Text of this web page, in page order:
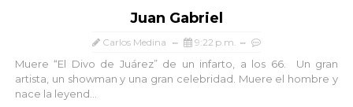
Juan Gabriel
Carlos Medina 9:22 p.m.
Muere “El Divo de Juárez” de un infarto, a los 66. Un gran
artista, un showman y una gran celebridad. Muere el hombre y
nace la leyend...